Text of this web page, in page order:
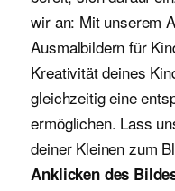
wir an: Mit unserem
Ausmalbildern für
Kreativität deines
gleichzeitig eine
ermöglichen. Lass
deiner Kleinen zum
Anklicken des